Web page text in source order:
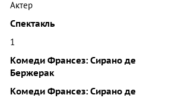
Актер
Спектакль
1
Комеди Франсез: Сирано де
Бержерак
Комеди Франсез: Сирано де